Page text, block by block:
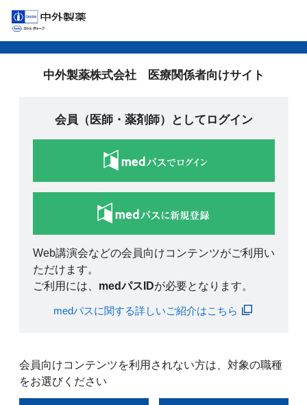
中外製薬株式会社 医療関係者向けサイト
会員（医師・薬剤師）としてログイン
Web講演会などの会員向けコンテンツがご利用い
ただけます。
ご利用には、 medパスIDが必要となります。
medパスに関する詳しいご紹介はこちら
会員向けコンテンツを利用されない方は、対象の職種
をお選びください